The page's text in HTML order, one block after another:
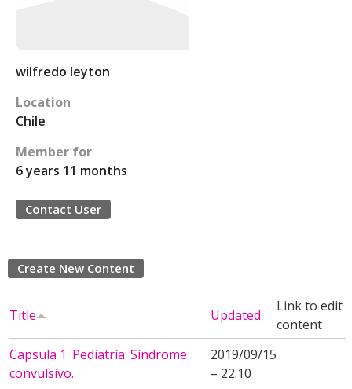
wilfredo leyton
Location
Chile
Member for
6 years 11 months
Contact User
Create New Content
Title Updated
Link to edit
content
Capsula 1. Pediatría: Síndrome
convulsivo.
2019/09/15
– 22:10